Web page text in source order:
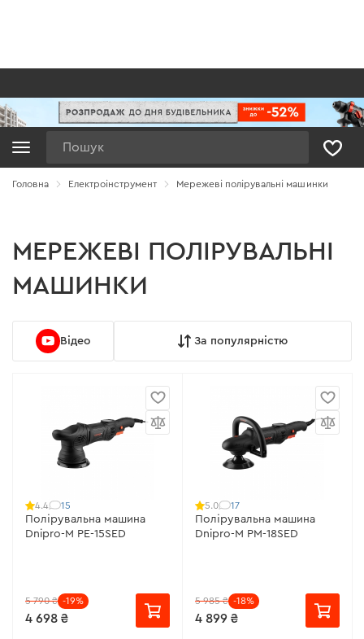
Головна Електроінструмент Мережеві полірувальні машинки
МЕРЕЖЕВІ ПОЛІРУВАЛЬНІ
МАШИНКИ
Відео За популярністю
4.4 15
Полірувальна машина
Dnipro-M PE-15SED
5 790 ₴ -19%
4 698 ₴
5.0 17
Полірувальна машина
Dnipro-M PM-18SED
5 985 ₴ -18%
4 899 ₴